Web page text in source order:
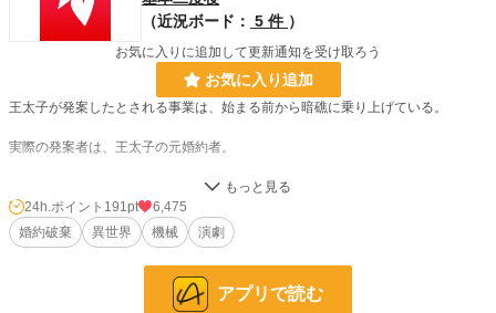
（近況ボード： 5 件 ）
お気に入りに追加して更新通知を受け取ろう
お気に入り追加
王太子が発案したとされる事業は、始まる前から暗礁に乗り上げている。
実際の発案者は、王太子の元婚約者。
見た目の美しい令嬢と婚約したいがために、婚約を破棄したが、彼女がいなくな
り有能と言われた王太子は、無能に転落した。
彼女のサポートなしではなにもできない男だった。
どうにか彼女を再び取り戻すため、王太子は妙案を思いつく。
24h.ポイント 191pt
6,475
婚約破棄
異世界 機械 演劇
アプリで読む